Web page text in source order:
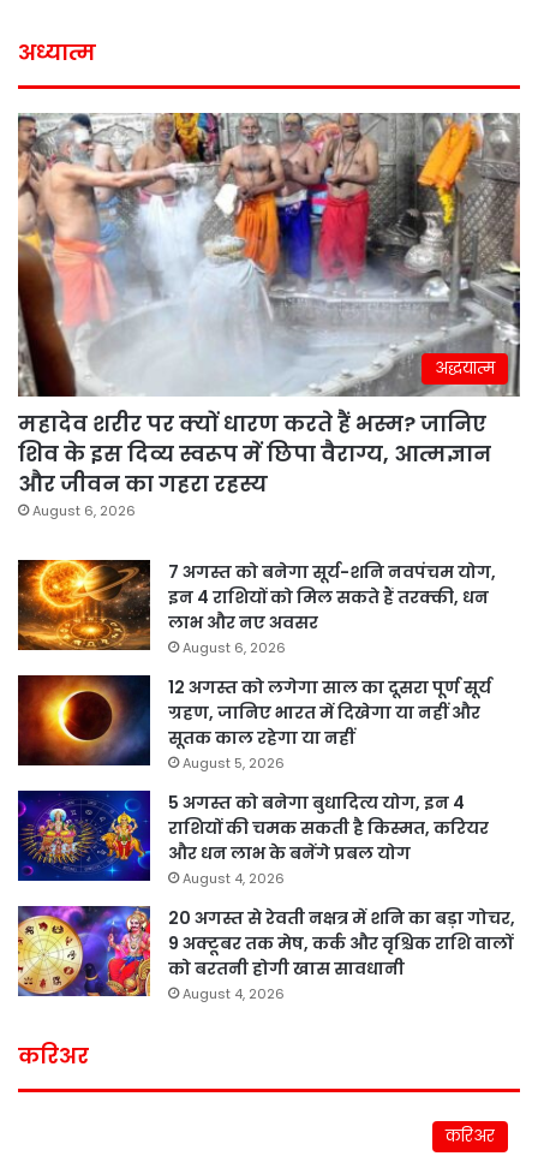
अध्यात्म
अद्धयात्म
महादेव शरीर पर क्यों धारण करते हैं भस्म? जानिए
शिव के इस दिव्य स्वरूप में छिपा वैराग्य, आत्मज्ञान
और जीवन का गहरा रहस्य
August 6, 2026
7 अगस्त को बनेगा सूर्य-शनि नवपंचम योग,
इन 4 राशियों को मिल सकते हैं तरक्की, धन
लाभ और नए अवसर
August 6, 2026
12 अगस्त को लगेगा साल का दूसरा पूर्ण सूर्य
ग्रहण, जानिए भारत में दिखेगा या नहीं और
सूतक काल रहेगा या नहीं
August 5, 2026
5 अगस्त को बनेगा बुधादित्य योग, इन 4
राशियों की चमक सकती है किस्मत, करियर
और धन लाभ के बनेंगे प्रबल योग
August 4, 2026
20 अगस्त से रेवती नक्षत्र में शनि का बड़ा गोचर,
9 अक्टूबर तक मेष, कर्क और वृश्चिक राशि वालों
को बरतनी होगी खास सावधानी
August 4, 2026
करिअर
करिअर